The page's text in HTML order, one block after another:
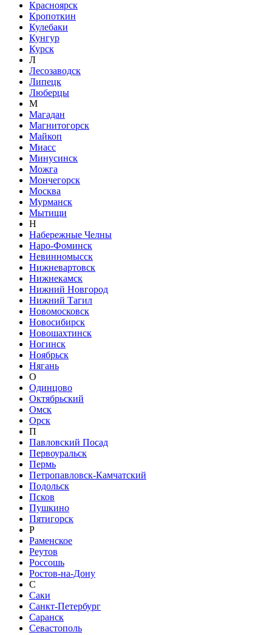
Красноярск
Кропоткин
Кулебаки
Кунгур
Курск
Л
Лесозаводск
Липецк
Люберцы
М
Магадан
Магнитогорск
Майкоп
Миасс
Минусинск
Можга
Мончегорск
Москва
Мурманск
Мытищи
Н
Набережные Челны
Наро-Фоминск
Невинномысск
Нижневартовск
Нижнекамск
Нижний Новгород
Нижний Тагил
Новомосковск
Новосибирск
Новошахтинск
Ногинск
Ноябрьск
Нягань
О
Одинцово
Октябрьский
Омск
Орск
П
Павловский Посад
Первоуральск
Пермь
Петропавловск-Камчатский
Подольск
Псков
Пушкино
Пятигорск
Р
Раменское
Реутов
Россошь
Ростов-на-Дону
С
Саки
Санкт-Петербург
Саранск
Севастополь